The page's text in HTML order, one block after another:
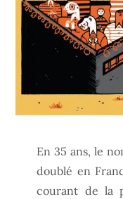
En 35 ans, le
doublé en
courant de la